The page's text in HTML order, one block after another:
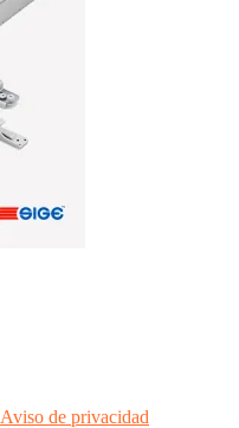
Aviso de privacidad